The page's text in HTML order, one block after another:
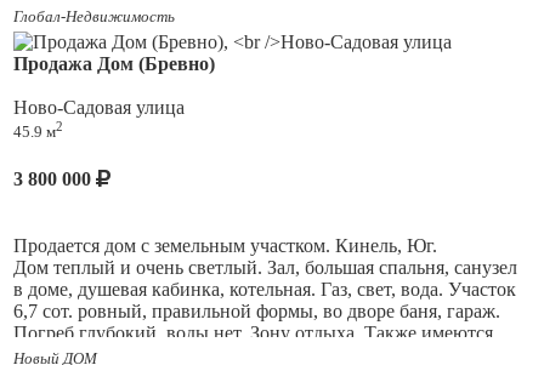
Стены- штукатурка, шпатлёвка, на 1 этаже теплые полы и
батареи, на втором батареи.
По желанию, за дополнительную оплату, бригада выполнит
Глобал-Недвижимость
Продажа Дом (Бревно)
Ново-Садовая улица
45.9 м2
3 800 000
Продается дом с земельным участком. Кинель, Юг.
Дом теплый и очень светлый. Зал, большая спальня, санузел
в доме, душевая кабинка, котельная. Газ, свет, вода. Участок
6,7 сот. ровный, правильной формы, во дворе баня, гараж.
Погреб глубокий, воды нет. Зону отдыха. Также имеются
плодово- ягодные насаждения. Рядом остановка
Новый ДОМ